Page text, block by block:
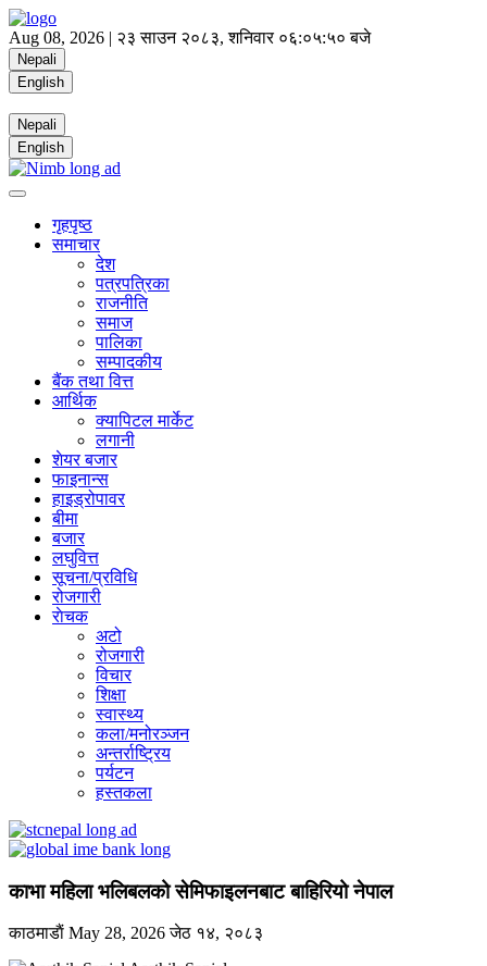
Aug 08, 2026 | २३ साउन २०८३, शनिवार ०६:०५:५१ बजे
Nepali
English
Nepali
English
गृहपृष्ठ
समाचार
देश
पत्रपत्रिका
राजनीति
समाज
पालिका
सम्पादकीय
बैंक तथा वित्त
आर्थिक
क्यापिटल मार्केट
लगानी
शेयर बजार
फाइनान्स
हाइड्रोपावर
बीमा
बजार
लघुवित्त
सूचना/प्रविधि
रोजगारी
राेचक
अटो
रोजगारी
विचार
शिक्षा
स्वास्थ्य
कला/मनोरञ्जन
अन्तर्राष्ट्रिय
पर्यटन
हस्तकला
काभा महिला भलिबलको सेमिफाइलनबाट बाहिरियो नेपाल
काठमाडाैं May 28, 2026जेठ १४, २०८३